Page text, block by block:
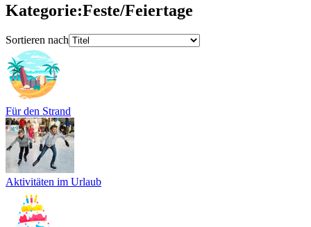
Kategorie:Feste/Feiertage
Sortieren nach
Für den Strand
Aktivitäten im Urlaub